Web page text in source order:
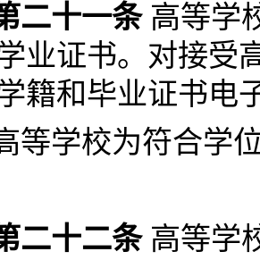
二十一条高等学
业证书。对接受
籍和毕业证书电
学校为符合学位
二十二条高等学